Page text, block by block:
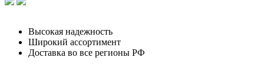
Высокая надежность
Широкий ассортимент
Доставка во все регионы РФ